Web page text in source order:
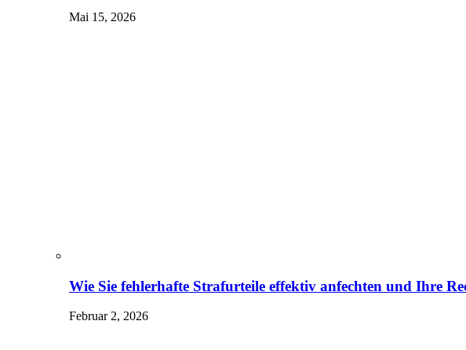
Mai 15, 2026
Wie Sie fehlerhafte Strafurteile effektiv anfechten und Ihre
Februar 2, 2026